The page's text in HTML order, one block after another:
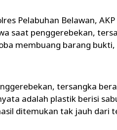
Pelabuhan Belawan,
saat penggerebekan,
membuang barang
tersangka
adalah plastik berisi
ditemukan tak jauh dari